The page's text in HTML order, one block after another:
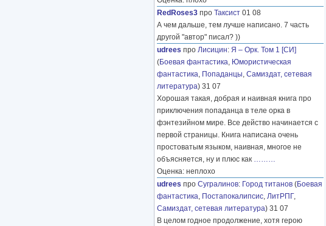
RedRoses3 про Таксист 01 08
А чем дальше, тем лучше написано. 7 часть
другой "автор" писал? ))
udrees про Лисицин: Я – Орк. Том 1 [СИ]
(Боевая фантастика, Юмористическая
фантастика, Попаданцы, Самиздат, сетевая
литература) 31 07
Хорошая такая, добрая и наивная книга про
приключения попаданца в теле орка в
фэнтезийном мире. Все действо начинается с
первой страницы. Книга написана очень
простоватым языком, наивная, многое не
объясняется, ну и плюс как ………
Оценка: неплохо
udrees про Сугралинов: Город титанов (Боевая
фантастика, Постапокалипсис, ЛитРПГ,
Самиздат, сетевая литература) 31 07
В целом годное продолжение, хотя герою